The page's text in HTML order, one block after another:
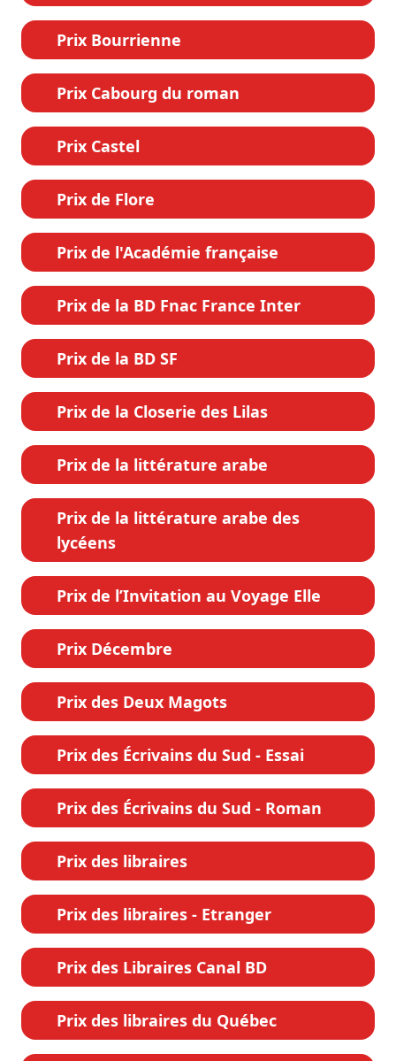
Prix Bourrienne
Prix Cabourg du roman
Prix Castel
Prix de Flore
Prix de l'Académie française
Prix de la BD Fnac France Inter
Prix de la BD SF
Prix de la Closerie des Lilas
Prix de la littérature arabe
Prix de la littérature arabe des
lycéens
Prix de l’Invitation au Voyage Elle
Prix Décembre
Prix des Deux Magots
Prix des Écrivains du Sud - Essai
Prix des Écrivains du Sud - Roman
Prix des libraires
Prix des libraires - Etranger
Prix des Libraires Canal BD
Prix des libraires du Québec